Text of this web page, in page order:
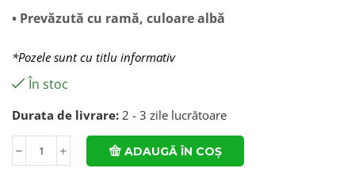
• Prevăzută cu ramă, culoare albă
*Pozele sunt cu titlu informativ
În stoc
Durata de livrare: 2 - 3 zile lucrătoare
ADAUGĂ ÎN COȘ